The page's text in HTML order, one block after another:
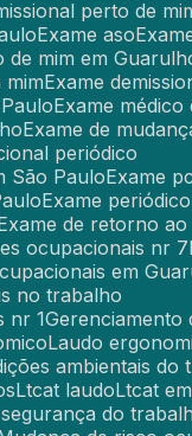
perto de
Exame aso
de mim em
mim Exame
Exame
Exame de
periódico
São Paulo Exame
Exame
Exame de retorno
ocupacionais nr 7
em
no trabalho
nr 1
Laudo
ambientais do
Ltcat laudo Ltcat
segurança do